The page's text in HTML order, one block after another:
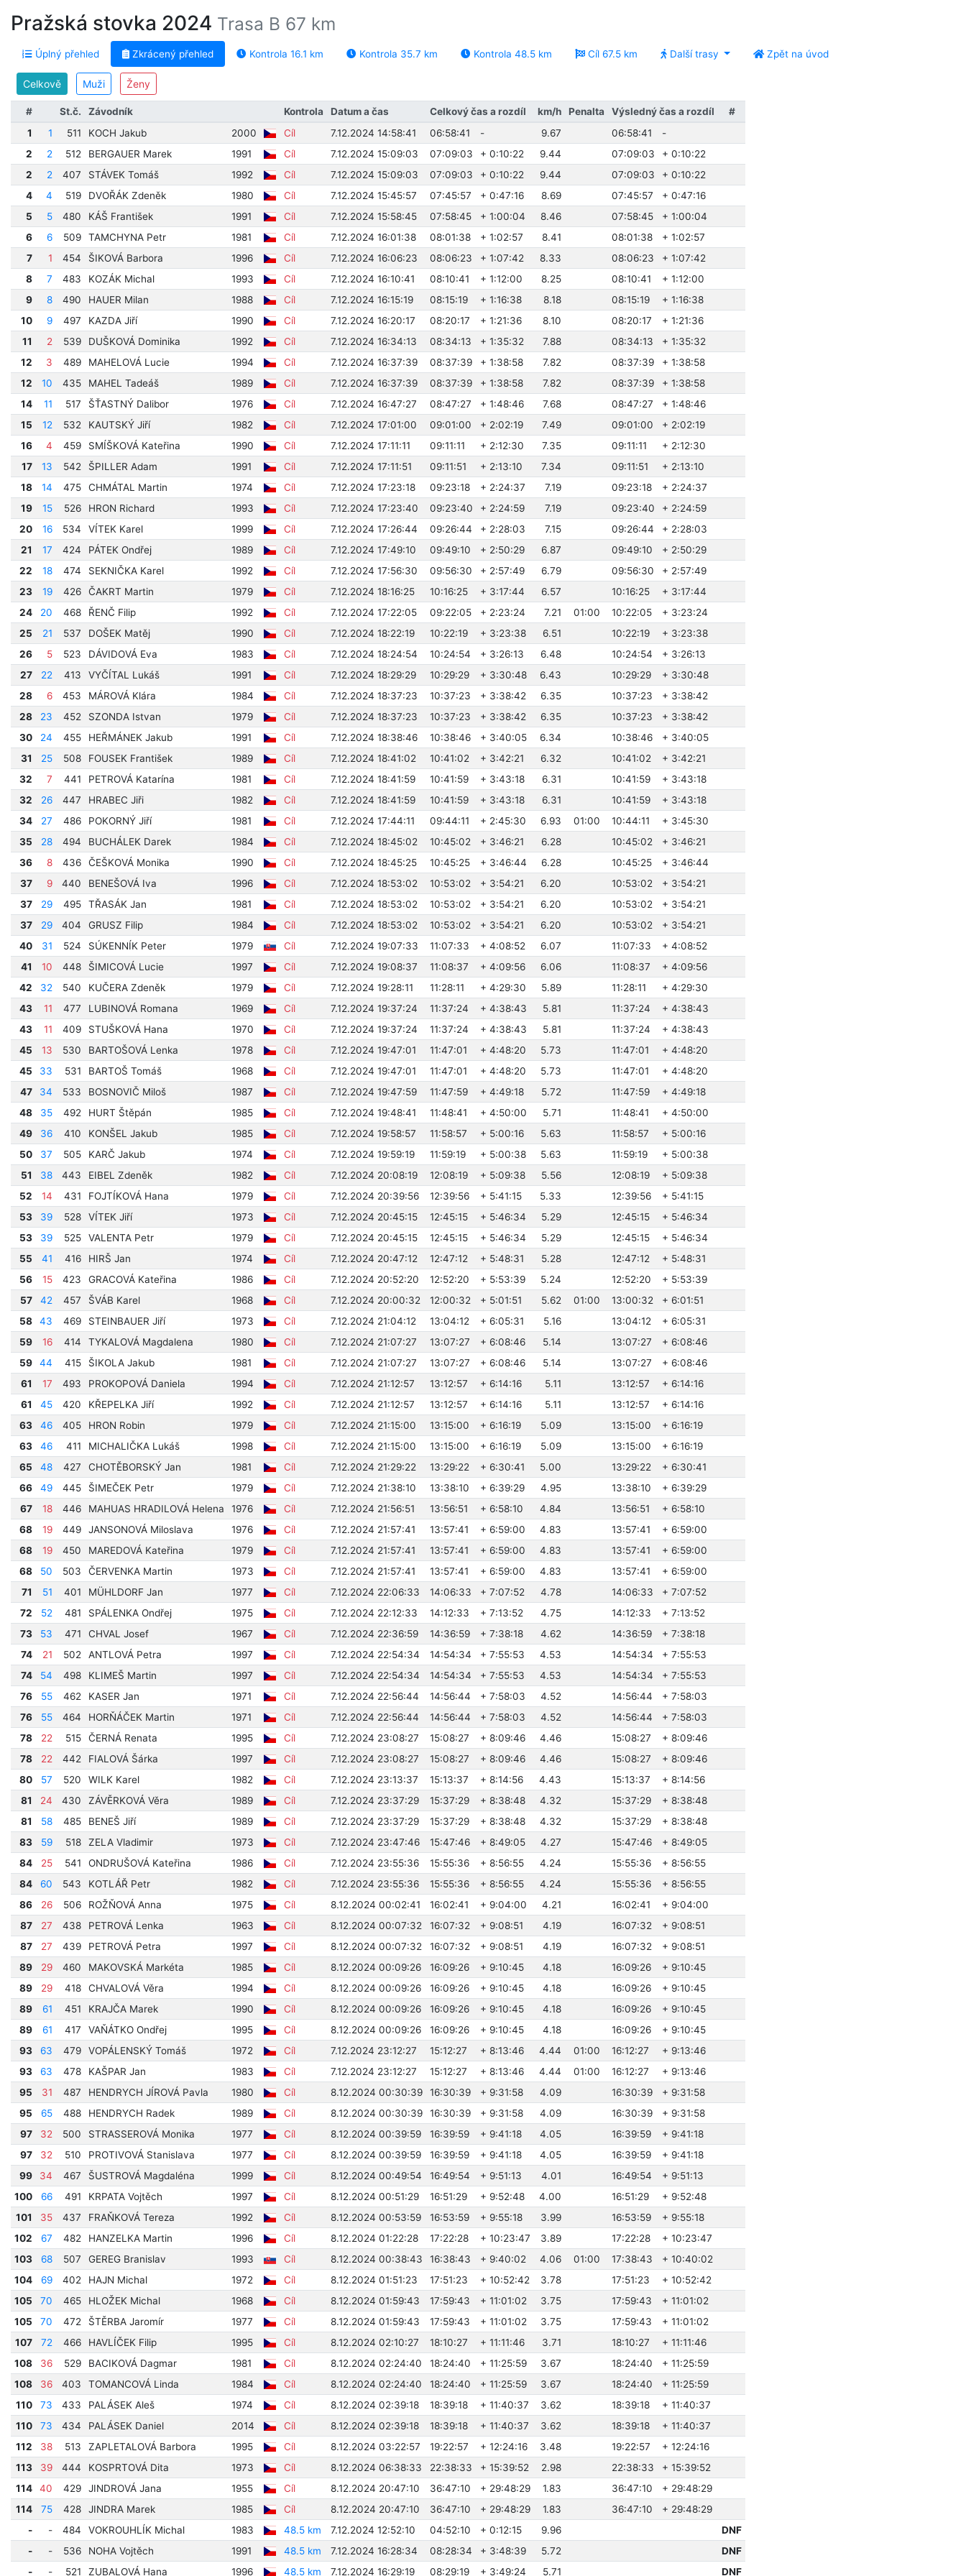
Pražská stovka 2024 Trasa B 67 km
Úplný přehled Zkrácený přehled Kontrola 16.1 km Kontrola 35.7 km Kontrola 48.5 km Cíl 67.5 km Další trasy Zpět na úvod
Celkově Muži Ženy
# St.č. Závodník Kontrola Datum a čas Celkový čas a rozdíl km/h Penalta Výsledný čas a rozdíl
#
1
1 511 KOCH Jakub 2000 Cíl 7.12.2024 14:58:41 06:58:41 - 9.67 06:58:41
-
2
2 512 BERGAUER Marek 1991 Cíl 7.12.2024 15:09:03 07:09:03 + 0:10:22 9.44 07:09:03
+ 0:10:22
2
2 407 STÁVEK Tomáš 1992 Cíl 7.12.2024 15:09:03 07:09:03 + 0:10:22 9.44 07:09:03
+ 0:10:22
4
4 519 DVOŘÁK Zdeněk 1980 Cíl 7.12.2024 15:45:57 07:45:57 + 0:47:16 8.69 07:45:57
+ 0:47:16
5
5 480 KÁŠ František 1991 Cíl 7.12.2024 15:58:45 07:58:45 + 1:00:04 8.46 07:58:45
+ 1:00:04
6
6 509 TAMCHYNA Petr 1981 Cíl 7.12.2024 16:01:38 08:01:38 + 1:02:57 8.41 08:01:38
+ 1:02:57
7
1 454 ŠIKOVÁ Barbora 1996 Cíl 7.12.2024 16:06:23 08:06:23 + 1:07:42 8.33 08:06:23
+ 1:07:42
8
7 483 KOZÁK Michal 1993 Cíl 7.12.2024 16:10:41 08:10:41 + 1:12:00 8.25 08:10:41
+ 1:12:00
9
8 490 HAUER Milan 1988 Cíl 7.12.2024 16:15:19 08:15:19 + 1:16:38 8.18 08:15:19
+ 1:16:38
10
9 497 KAZDA Jiří 1990 Cíl 7.12.2024 16:20:17 08:20:17 + 1:21:36 8.10 08:20:17
+ 1:21:36
11
2 539 DUŠKOVÁ Dominika 1992 Cíl 7.12.2024 16:34:13 08:34:13 + 1:35:32 7.88 08:34:13
+ 1:35:32
12
3 489 MAHELOVÁ Lucie 1994 Cíl 7.12.2024 16:37:39 08:37:39 + 1:38:58 7.82 08:37:39
+ 1:38:58
12
10 435 MAHEL Tadeáš 1989 Cíl 7.12.2024 16:37:39 08:37:39 + 1:38:58 7.82 08:37:39
+ 1:38:58
14
11 517 ŠŤASTNÝ Dalibor 1976 Cíl 7.12.2024 16:47:27 08:47:27 + 1:48:46 7.68 08:47:27
+ 1:48:46
15
12 532 KAUTSKÝ Jiří 1982 Cíl 7.12.2024 17:01:00 09:01:00 + 2:02:19 7.49 09:01:00
+ 2:02:19
16
4 459 SMÍŠKOVÁ Kateřina 1990 Cíl 7.12.2024 17:11:11 09:11:11 + 2:12:30 7.35 09:11:11
+ 2:12:30
17
13 542 ŠPILLER Adam 1991 Cíl 7.12.2024 17:11:51 09:11:51 + 2:13:10 7.34 09:11:51
+ 2:13:10
18
14 475 CHMÁTAL Martin 1974 Cíl 7.12.2024 17:23:18 09:23:18 + 2:24:37 7.19 09:23:18
+ 2:24:37
19
15 526 HRON Richard 1993 Cíl 7.12.2024 17:23:40 09:23:40 + 2:24:59 7.19 09:23:40
+ 2:24:59
20
16 534 VÍTEK Karel 1999 Cíl 7.12.2024 17:26:44 09:26:44 + 2:28:03 7.15 09:26:44
+ 2:28:03
21
17 424 PÁTEK Ondřej 1989 Cíl 7.12.2024 17:49:10 09:49:10 + 2:50:29 6.87 09:49:10
+ 2:50:29
22
18 474 SEKNIČKA Karel 1992 Cíl 7.12.2024 17:56:30 09:56:30 + 2:57:49 6.79 09:56:30
+ 2:57:49
23
19 426 ČAKRT Martin 1979 Cíl 7.12.2024 18:16:25 10:16:25 + 3:17:44 6.57 10:16:25
+ 3:17:44
24
20 468 ŘENČ Filip 1992 Cíl 7.12.2024 17:22:05 09:22:05 + 2:23:24 7.21 01:00 10:22:05
+ 3:23:24
25
21 537 DOŠEK Matěj 1990 Cíl 7.12.2024 18:22:19 10:22:19 + 3:23:38 6.51 10:22:19
+ 3:23:38
26
5 523 DÁVIDOVÁ Eva 1983 Cíl 7.12.2024 18:24:54 10:24:54 + 3:26:13 6.48 10:24:54
+ 3:26:13
27
22 413 VYČÍTAL Lukáš 1991 Cíl 7.12.2024 18:29:29 10:29:29 + 3:30:48 6.43 10:29:29
+ 3:30:48
28
6 453 MÁROVÁ Klára 1984 Cíl 7.12.2024 18:37:23 10:37:23 + 3:38:42 6.35 10:37:23
+ 3:38:42
28
23 452 SZONDA Istvan 1979 Cíl 7.12.2024 18:37:23 10:37:23 + 3:38:42 6.35 10:37:23
+ 3:38:42
30
24 455 HEŘMÁNEK Jakub 1991 Cíl 7.12.2024 18:38:46 10:38:46 + 3:40:05 6.34 10:38:46
+ 3:40:05
31
25 508 FOUSEK František 1989 Cíl 7.12.2024 18:41:02 10:41:02 + 3:42:21 6.32 10:41:02
+ 3:42:21
32
7 441 PETROVÁ Katarína 1981 Cíl 7.12.2024 18:41:59 10:41:59 + 3:43:18 6.31 10:41:59
+ 3:43:18
32
26 447 HRABEC Jiři 1982 Cíl 7.12.2024 18:41:59 10:41:59 + 3:43:18 6.31 10:41:59
+ 3:43:18
34
27 486 POKORNÝ Jiří 1981 Cíl 7.12.2024 17:44:11 09:44:11 + 2:45:30 6.93 01:00 10:44:11
+ 3:45:30
35
28 494 BUCHÁLEK Darek 1984 Cíl 7.12.2024 18:45:02 10:45:02 + 3:46:21 6.28 10:45:02
+ 3:46:21
36
8 436 ČEŠKOVÁ Monika 1990 Cíl 7.12.2024 18:45:25 10:45:25 + 3:46:44 6.28 10:45:25
+ 3:46:44
37
9 440 BENEŠOVÁ Iva 1996 Cíl 7.12.2024 18:53:02 10:53:02 + 3:54:21 6.20 10:53:02
+ 3:54:21
37
29 495 TŘASÁK Jan 1981 Cíl 7.12.2024 18:53:02 10:53:02 + 3:54:21 6.20 10:53:02
+ 3:54:21
37
29 404 GRUSZ Filip 1984 Cíl 7.12.2024 18:53:02 10:53:02 + 3:54:21 6.20 10:53:02
+ 3:54:21
40
31 524 SÚKENNÍK Peter 1979 Cíl 7.12.2024 19:07:33 11:07:33 + 4:08:52 6.07 11:07:33
+ 4:08:52
41
10 448 ŠIMICOVÁ Lucie 1997 Cíl 7.12.2024 19:08:37 11:08:37 + 4:09:56 6.06 11:08:37
+ 4:09:56
42
32 540 KUČERA Zdeněk 1979 Cíl 7.12.2024 19:28:11 11:28:11 + 4:29:30 5.89 11:28:11
+ 4:29:30
43
11 477 LUBINOVÁ Romana 1969 Cíl 7.12.2024 19:37:24 11:37:24 + 4:38:43 5.81 11:37:24
+ 4:38:43
43
11 409 STUŠKOVÁ Hana 1970 Cíl 7.12.2024 19:37:24 11:37:24 + 4:38:43 5.81 11:37:24
+ 4:38:43
45
13 530 BARTOŠOVÁ Lenka 1978 Cíl 7.12.2024 19:47:01 11:47:01 + 4:48:20 5.73 11:47:01
+ 4:48:20
45
33 531 BARTOŠ Tomáš 1968 Cíl 7.12.2024 19:47:01 11:47:01 + 4:48:20 5.73 11:47:01
+ 4:48:20
47
34 533 BOSNOVIČ Miloš 1987 Cíl 7.12.2024 19:47:59 11:47:59 + 4:49:18 5.72 11:47:59
+ 4:49:18
48
35 492 HURT Štěpán 1985 Cíl 7.12.2024 19:48:41 11:48:41 + 4:50:00 5.71 11:48:41
+ 4:50:00
49
36 410 KONŠEL Jakub 1985 Cíl 7.12.2024 19:58:57 11:58:57 + 5:00:16 5.63 11:58:57
+ 5:00:16
50
37 505 KARČ Jakub 1974 Cíl 7.12.2024 19:59:19 11:59:19 + 5:00:38 5.63 11:59:19
+ 5:00:38
51
38 443 EIBEL Zdeněk 1982 Cíl 7.12.2024 20:08:19 12:08:19 + 5:09:38 5.56 12:08:19
+ 5:09:38
52
14 431 FOJTÍKOVÁ Hana 1979 Cíl 7.12.2024 20:39:56 12:39:56 + 5:41:15 5.33 12:39:56
+ 5:41:15
53
39 528 VÍTEK Jiří 1973 Cíl 7.12.2024 20:45:15 12:45:15 + 5:46:34 5.29 12:45:15
+ 5:46:34
53
39 525 VALENTA Petr 1979 Cíl 7.12.2024 20:45:15 12:45:15 + 5:46:34 5.29 12:45:15
+ 5:46:34
55
41 416 HIRŠ Jan 1974 Cíl 7.12.2024 20:47:12 12:47:12 + 5:48:31 5.28 12:47:12
+ 5:48:31
56
15 423 GRACOVÁ Kateřina 1986 Cíl 7.12.2024 20:52:20 12:52:20 + 5:53:39 5.24 12:52:20
+ 5:53:39
57
42 457 ŠVÁB Karel 1968 Cíl 7.12.2024 20:00:32 12:00:32 + 5:01:51 5.62 01:00 13:00:32
+ 6:01:51
58
43 469 STEINBAUER Jiří 1973 Cíl 7.12.2024 21:04:12 13:04:12 + 6:05:31 5.16 13:04:12
+ 6:05:31
59
16 414 TYKALOVÁ Magdalena 1980 Cíl 7.12.2024 21:07:27 13:07:27 + 6:08:46 5.14 13:07:27
+ 6:08:46
59
44 415 ŠIKOLA Jakub 1981 Cíl 7.12.2024 21:07:27 13:07:27 + 6:08:46 5.14 13:07:27
+ 6:08:46
61
17 493 PROKOPOVÁ Daniela 1994 Cíl 7.12.2024 21:12:57 13:12:57 + 6:14:16 5.11 13:12:57
+ 6:14:16
61
45 420 KŘEPELKA Jiří 1992 Cíl 7.12.2024 21:12:57 13:12:57 + 6:14:16 5.11 13:12:57
+ 6:14:16
63
46 405 HRON Robin 1979 Cíl 7.12.2024 21:15:00 13:15:00 + 6:16:19 5.09 13:15:00
+ 6:16:19
63
46 411 MICHALIČKA Lukáš 1998 Cíl 7.12.2024 21:15:00 13:15:00 + 6:16:19 5.09 13:15:00
+ 6:16:19
65
48 427 CHOTĚBORSKÝ Jan 1981 Cíl 7.12.2024 21:29:22 13:29:22 + 6:30:41 5.00 13:29:22
+ 6:30:41
66
49 445 ŠIMEČEK Petr 1979 Cíl 7.12.2024 21:38:10 13:38:10 + 6:39:29 4.95 13:38:10
+ 6:39:29
67
18 446 MAHUAS HRADILOVÁ Helena 1976 Cíl 7.12.2024 21:56:51 13:56:51 + 6:58:10 4.84 13:56:51
+ 6:58:10
68
19 449 JANSONOVÁ Miloslava 1976 Cíl 7.12.2024 21:57:41 13:57:41 + 6:59:00 4.83 13:57:41
+ 6:59:00
68
19 450 MAREDOVÁ Kateřina 1979 Cíl 7.12.2024 21:57:41 13:57:41 + 6:59:00 4.83 13:57:41
+ 6:59:00
68
50 503 ČERVENKA Martin 1973 Cíl 7.12.2024 21:57:41 13:57:41 + 6:59:00 4.83 13:57:41
+ 6:59:00
71
51 401 MÜHLDORF Jan 1977 Cíl 7.12.2024 22:06:33 14:06:33 + 7:07:52 4.78 14:06:33
+ 7:07:52
72
52 481 SPÁLENKA Ondřej 1975 Cíl 7.12.2024 22:12:33 14:12:33 + 7:13:52 4.75 14:12:33
+ 7:13:52
73
53 471 CHVAL Josef 1967 Cíl 7.12.2024 22:36:59 14:36:59 + 7:38:18 4.62 14:36:59
+ 7:38:18
74
21 502 ANTLOVÁ Petra 1997 Cíl 7.12.2024 22:54:34 14:54:34 + 7:55:53 4.53 14:54:34
+ 7:55:53
74
54 498 KLIMEŠ Martin 1997 Cíl 7.12.2024 22:54:34 14:54:34 + 7:55:53 4.53 14:54:34
+ 7:55:53
76
55 462 KASER Jan 1971 Cíl 7.12.2024 22:56:44 14:56:44 + 7:58:03 4.52 14:56:44
+ 7:58:03
76
55 464 HORŇÁČEK Martin 1971 Cíl 7.12.2024 22:56:44 14:56:44 + 7:58:03 4.52 14:56:44
+ 7:58:03
78
22 515 ČERNÁ Renata 1995 Cíl 7.12.2024 23:08:27 15:08:27 + 8:09:46 4.46 15:08:27
+ 8:09:46
78
22 442 FIALOVÁ Šárka 1997 Cíl 7.12.2024 23:08:27 15:08:27 + 8:09:46 4.46 15:08:27
+ 8:09:46
80
57 520 WILK Karel 1982 Cíl 7.12.2024 23:13:37 15:13:37 + 8:14:56 4.43 15:13:37
+ 8:14:56
81
24 430 ZÁVĚRKOVÁ Věra 1989 Cíl 7.12.2024 23:37:29 15:37:29 + 8:38:48 4.32 15:37:29
+ 8:38:48
81
58 485 BENEŠ Jiří 1989 Cíl 7.12.2024 23:37:29 15:37:29 + 8:38:48 4.32 15:37:29
+ 8:38:48
83
59 518 ZELA Vladimir 1973 Cíl 7.12.2024 23:47:46 15:47:46 + 8:49:05 4.27 15:47:46
+ 8:49:05
84
25 541 ONDRUŠOVÁ Kateřina 1986 Cíl 7.12.2024 23:55:36 15:55:36 + 8:56:55 4.24 15:55:36
+ 8:56:55
84
60 543 KOTLÁŘ Petr 1982 Cíl 7.12.2024 23:55:36 15:55:36 + 8:56:55 4.24 15:55:36
+ 8:56:55
86
26 506 ROŽŇOVÁ Anna 1975 Cíl 8.12.2024 00:02:41 16:02:41 + 9:04:00 4.21 16:02:41
+ 9:04:00
87
27 438 PETROVÁ Lenka 1963 Cíl 8.12.2024 00:07:32 16:07:32 + 9:08:51 4.19 16:07:32
+ 9:08:51
87
27 439 PETROVÁ Petra 1997 Cíl 8.12.2024 00:07:32 16:07:32 + 9:08:51 4.19 16:07:32
+ 9:08:51
89
29 460 MAKOVSKÁ Markéta 1985 Cíl 8.12.2024 00:09:26 16:09:26 + 9:10:45 4.18 16:09:26
+ 9:10:45
89
29 418 CHVALOVÁ Věra 1994 Cíl 8.12.2024 00:09:26 16:09:26 + 9:10:45 4.18 16:09:26
+ 9:10:45
89
61 451 KRAJČA Marek 1990 Cíl 8.12.2024 00:09:26 16:09:26 + 9:10:45 4.18 16:09:26
+ 9:10:45
89
61 417 VAŇÁTKO Ondřej 1995 Cíl 8.12.2024 00:09:26 16:09:26 + 9:10:45 4.18 16:09:26
+ 9:10:45
93
63 479 VOPÁLENSKÝ Tomáš 1972 Cíl 7.12.2024 23:12:27 15:12:27 + 8:13:46 4.44 01:00 16:12:27
+ 9:13:46
93
63 478 KAŠPAR Jan 1983 Cíl 7.12.2024 23:12:27 15:12:27 + 8:13:46 4.44 01:00 16:12:27
+ 9:13:46
95
31 487 HENDRYCH JÍROVÁ Pavla 1980 Cíl 8.12.2024 00:30:39 16:30:39 + 9:31:58 4.09 16:30:39
+ 9:31:58
95
65 488 HENDRYCH Radek 1989 Cíl 8.12.2024 00:30:39 16:30:39 + 9:31:58 4.09 16:30:39
+ 9:31:58
97
32 500 STRASSEROVÁ Monika 1977 Cíl 8.12.2024 00:39:59 16:39:59 + 9:41:18 4.05 16:39:59
+ 9:41:18
97
32 510 PROTIVOVÁ Stanislava 1977 Cíl 8.12.2024 00:39:59 16:39:59 + 9:41:18 4.05 16:39:59
+ 9:41:18
99
34 467 ŠUSTROVÁ Magdaléna 1999 Cíl 8.12.2024 00:49:54 16:49:54 + 9:51:13 4.01 16:49:54
+ 9:51:13
100
66 491 KRPATA Vojtěch 1997 Cíl 8.12.2024 00:51:29 16:51:29 + 9:52:48 4.00 16:51:29
+ 9:52:48
101
35 437 FRAŇKOVÁ Tereza 1992 Cíl 8.12.2024 00:53:59 16:53:59 + 9:55:18 3.99 16:53:59
+ 9:55:18
102
67 482 HANZELKA Martin 1996 Cíl 8.12.2024 01:22:28 17:22:28 + 10:23:47 3.89 17:22:28
+ 10:23:47
103
68 507 GEREG Branislav 1993 Cíl 8.12.2024 00:38:43 16:38:43 + 9:40:02 4.06 01:00 17:38:43
+ 10:40:02
104
69 402 HAJN Michal 1972 Cíl 8.12.2024 01:51:23 17:51:23 + 10:52:42 3.78 17:51:23
+ 10:52:42
105
70 465 HLOŽEK Michal 1968 Cíl 8.12.2024 01:59:43 17:59:43 + 11:01:02 3.75 17:59:43
+ 11:01:02
105
70 472 ŠTĚRBA Jaromír 1977 Cíl 8.12.2024 01:59:43 17:59:43 + 11:01:02 3.75 17:59:43
+ 11:01:02
107
72 466 HAVLÍČEK Filip 1995 Cíl 8.12.2024 02:10:27 18:10:27 + 11:11:46 3.71 18:10:27
+ 11:11:46
108
36 529 BACIKOVÁ Dagmar 1981 Cíl 8.12.2024 02:24:40 18:24:40 + 11:25:59 3.67 18:24:40
+ 11:25:59
108
36 403 TOMANCOVÁ Linda 1984 Cíl 8.12.2024 02:24:40 18:24:40 + 11:25:59 3.67 18:24:40
+ 11:25:59
110
73 433 PALÁSEK Aleš 1974 Cíl 8.12.2024 02:39:18 18:39:18 + 11:40:37 3.62 18:39:18
+ 11:40:37
110
73 434 PALÁSEK Daniel 2014 Cíl 8.12.2024 02:39:18 18:39:18 + 11:40:37 3.62 18:39:18
+ 11:40:37
112
38 513 ZAPLETALOVÁ Barbora 1995 Cíl 8.12.2024 03:22:57 19:22:57 + 12:24:16 3.48 19:22:57
+ 12:24:16
113
39 444 KOSPRTOVÁ Dita 1973 Cíl 8.12.2024 06:38:33 22:38:33 + 15:39:52 2.98 22:38:33
+ 15:39:52
114
40 429 JINDROVÁ Jana 1955 Cíl 8.12.2024 20:47:10 36:47:10 + 29:48:29 1.83 36:47:10
+ 29:48:29
114
75 428 JINDRA Marek 1985 Cíl 8.12.2024 20:47:10 36:47:10 + 29:48:29 1.83 36:47:10
+ 29:48:29
-
- 484 VOKROUHLÍK Michal 1983 48.5 km 7.12.2024 12:52:10 04:52:10 + 0:12:15 9.96
DNF
-
- 536 NOHA Vojtěch 1991 48.5 km 7.12.2024 16:28:34 08:28:34 + 3:48:39 5.72
DNF
-
- 521 ZUBALOVÁ Hana 1996 48.5 km 7.12.2024 16:29:19 08:29:19 + 3:49:24 5.71 DNF